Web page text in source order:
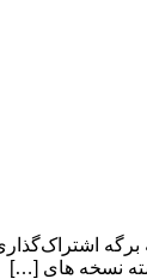
۱۴ بتا در هفته‌های
نسخه های […]